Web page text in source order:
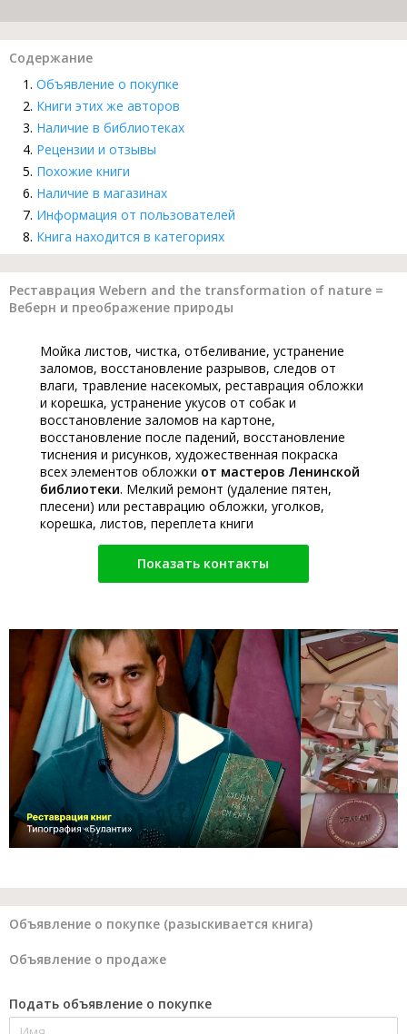
Содержание
Объявление о покупке
Книги этих же авторов
Наличие в библиотеках
Рецензии и отзывы
Похожие книги
Наличие в магазинах
Информация от пользователей
Книга находится в категориях
Реставрация Webern and the transformation of nature =
Веберн и преображение природы
Мойка листов, чистка, отбеливание, устранение
заломов, восстановление разрывов, следов от
влаги, травление насекомых, реставрация обложки
и корешка, устранение укусов от собак и
восстановление заломов на картоне,
восстановление после падений, восстановление
тиснения и рисунков, художественная покраска
всех элементов обложки от мастеров Ленинской
библиотеки. Мелкий ремонт (удаление пятен,
плесени) или реставрацию обложки, уголков,
корешка, листов, переплета книги
Показать контакты
Объявление о покупке (разыскивается книга)
Объявление о продаже
Подать объявление о покупке